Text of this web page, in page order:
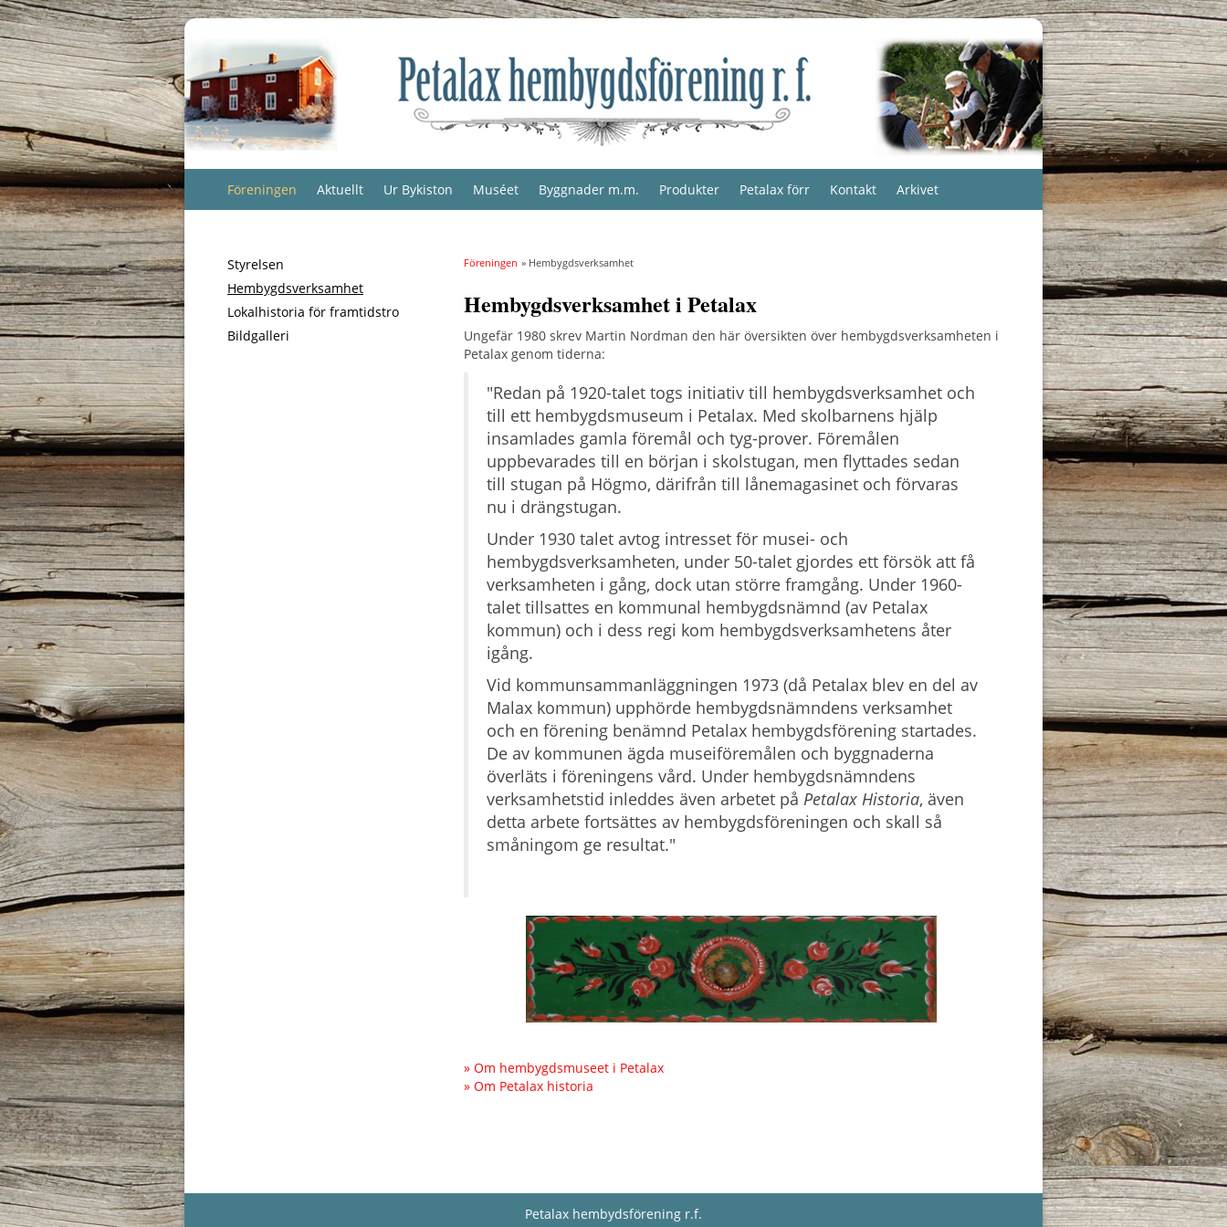
Föreningen Aktuellt Ur Bykiston Muséet Byggnader m.m. Produkter Petalax förr Kontakt Arkivet
Styrelsen
Hembygdsverksamhet
Lokalhistoria för framtidstro
Bildgalleri
Föreningen » Hembygdsverksamhet
Hembygdsverksamhet i Petalax
Ungefär 1980 skrev Martin Nordman den här översikten över hembygdsverksamheten i
Petalax genom tiderna:
"Redan på 1920-talet togs initiativ till hembygdsverksamhet och
till ett hembygdsmuseum i Petalax. Med skolbarnens hjälp
insamlades gamla föremål och tyg-prover. Föremålen
uppbevarades till en början i skolstugan, men flyttades sedan
till stugan på Högmo, därifrån till lånemagasinet och förvaras
nu i drängstugan.
Under 1930 talet avtog intresset för musei- och
hembygdsverksamheten, under 50-talet gjordes ett försök att få
verksamheten i gång, dock utan större framgång. Under 1960-
talet tillsattes en kommunal hembygdsnämnd (av Petalax
kommun) och i dess regi kom hembygdsverksamhetens åter
igång.
Vid kommunsammanläggningen 1973 (då Petalax blev en del av
Malax kommun) upphörde hembygdsnämndens verksamhet
och en förening benämnd Petalax hembygdsförening startades.
De av kommunen ägda museiföremålen och byggnaderna
överläts i föreningens vård. Under hembygdsnämndens
verksamhetstid inleddes även arbetet på Petalax Historia, även
detta arbete fortsättes av hembygdsföreningen och skall så
småningom ge resultat."
» Om hembygdsmuseet i Petalax
» Om Petalax historia
Petalax hembydsförening r.f.